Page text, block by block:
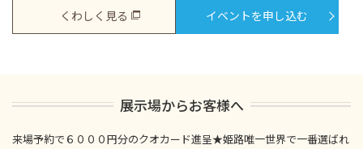
くわしく見る イベントを申し込む
展示場からお客様へ
来場予約で６０００円分のクオカード進呈★姫路唯一世界で一番選ばれ